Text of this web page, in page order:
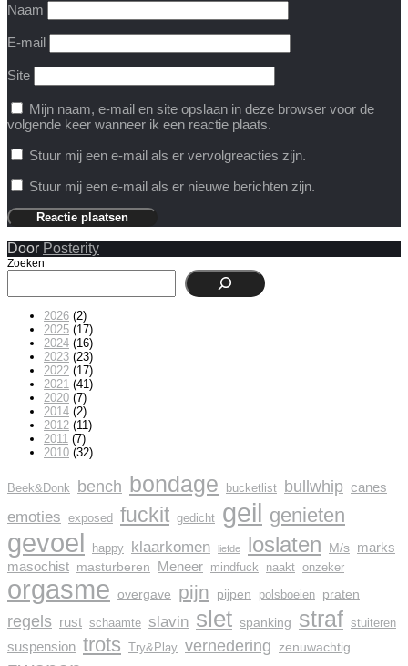
Naam
E-mail
Site
Mijn naam, e-mail en site opslaan in deze browser voor de
volgende keer wanneer ik een reactie plaats.
Stuur mij een e-mail als er vervolgreacties zijn.
Stuur mij een e-mail als er nieuwe berichten zijn.
Door Posterity
Zoeken
2026 (2)
2025 (17)
2024 (16)
2023 (23)
2022 (17)
2021 (41)
2020 (7)
2014 (2)
2012 (11)
2011 (7)
2010 (32)
Beek&Donk bench bondage bucketlist bullwhip canes
emoties exposed fuckit gedicht geil genieten
gevoel happy klaarkomen liefde loslaten M/s marks
masochist masturberen Meneer mindfuck naakt onzeker
orgasme overgave pijn pijpen polsboeien praten
regels rust schaamte slavin slet spanking straf stuiteren
suspension trots Try&Play vernedering zenuwachtig